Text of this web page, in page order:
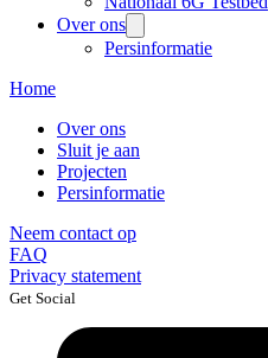
Over ons
Persinformatie
Home
Over ons
Sluit je aan
Projecten
Persinformatie
Neem contact op
FAQ
Privacy statement
Get Social